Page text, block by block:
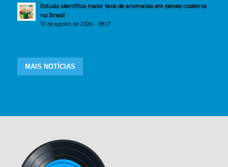
Estudo identifica maior taxa de anomalias em peixes costeiros
no Brasil
10 de agosto de 2026 - 08:07
MAIS NOTÍCIAS